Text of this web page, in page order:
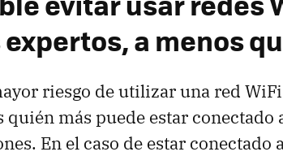
a menos
riesgo de utilizar una red
quién más puede estar conectado
En el caso de estar conectado